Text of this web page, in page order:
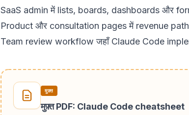
SaaS admin में lists, boards, dashboards और
Product और consultation pages में revenue path
Team review workflow जहाँ Claude Code
मुफ़्त
मुफ़्त PDF: Claude Code cheatsheet